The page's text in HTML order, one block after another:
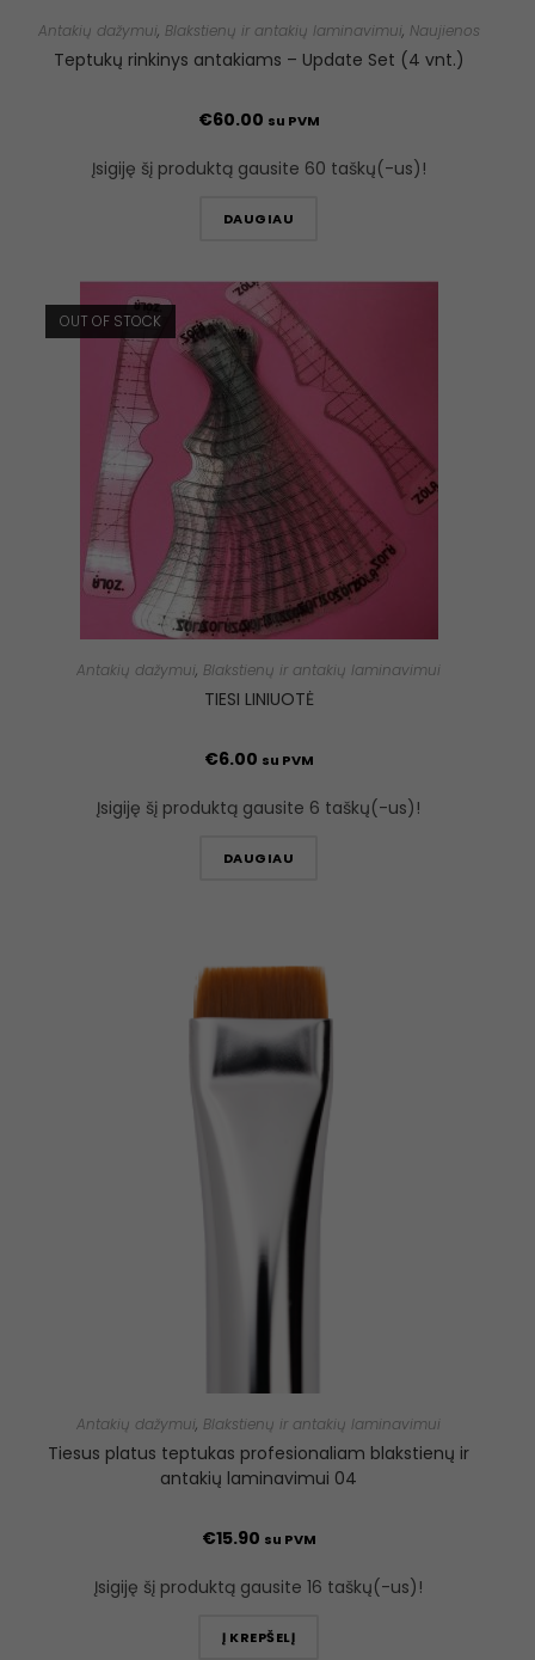
Antakių dažymui, Blakstienų ir antakių laminavimui, Naujienos
Teptukų rinkinys antakiams – Update Set (4 vnt.)
€60.00 su PVM
Įsigiję šį produktą gausite 60 taškų(-us)!
DAUGIAU
OUT OF STOCK
Antakių dažymui, Blakstienų ir antakių laminavimui
TIESI LINIUOTĖ
€6.00 su PVM
Įsigiję šį produktą gausite 6 taškų(-us)!
DAUGIAU
Antakių dažymui, Blakstienų ir antakių laminavimui
Tiesus platus teptukas profesionaliam blakstienų ir
antakių laminavimui 04
€15.90 su PVM
Įsigiję šį produktą gausite 16 taškų(-us)!
Į KREPŠELĮ